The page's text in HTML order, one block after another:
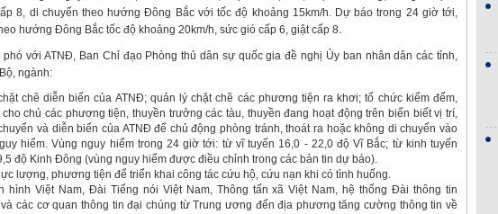
8, di chuyển theo hướng Đông Bắc với tốc độ khoảng 15km/h. Dự báo trong 24 giờ tới,
hướng Đông Bắc tốc độ khoảng 20km/h, sức gió cấp 6, giật cấp 8.
với ATNĐ, Ban Chỉ đạo Phòng thủ dân sự quốc gia đề nghị Ủy ban nhân dân các tỉnh,
ngành:
chẽ diễn biến của ATNĐ; quản lý chặt chẽ các phương tiện ra khơi; tổ chức kiểm đếm,
chủ các phương tiện, thuyền trưởng các tàu, thuyền đang hoạt động trên biển biết vị trí,
và diễn biến của ATNĐ để chủ động phòng tránh, thoát ra hoặc không di chuyển vào
hiểm. Vùng nguy hiểm trong 24 giờ tới: từ vĩ tuyến 16,0 - 22,0 độ Vĩ Bắc; từ kinh tuyến
độ Kinh Đông (vùng nguy hiểm được điều chỉnh trong các bản tin dự báo).
lượng, phương tiện để triển khai công tác cứu hộ, cứu nạn khi có tình huống.
hình Việt Nam, Đài Tiếng nói Việt Nam, Thông tấn xã Việt Nam, hệ thống Đài thông tin
các cơ quan thông tin đại chúng từ Trung ương đến địa phương tăng cường thông tin về